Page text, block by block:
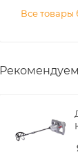
Все
Рекомендуем